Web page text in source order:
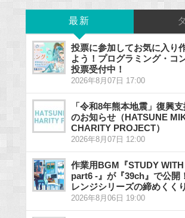
最新
投票に参加してお気に入り
よう！プログラミング・コ
投票受付中！
2026年8月07日 17:00
「令和8年熊本地震」復興
のお知らせ（HATSUNE
CHARITY PROJECT）
2026年8月07日 12:00
作業用BGM『STUDY
part6 -』が『39ch』で公開
レンジシリーズの締めくく
2026年8月06日 19:00